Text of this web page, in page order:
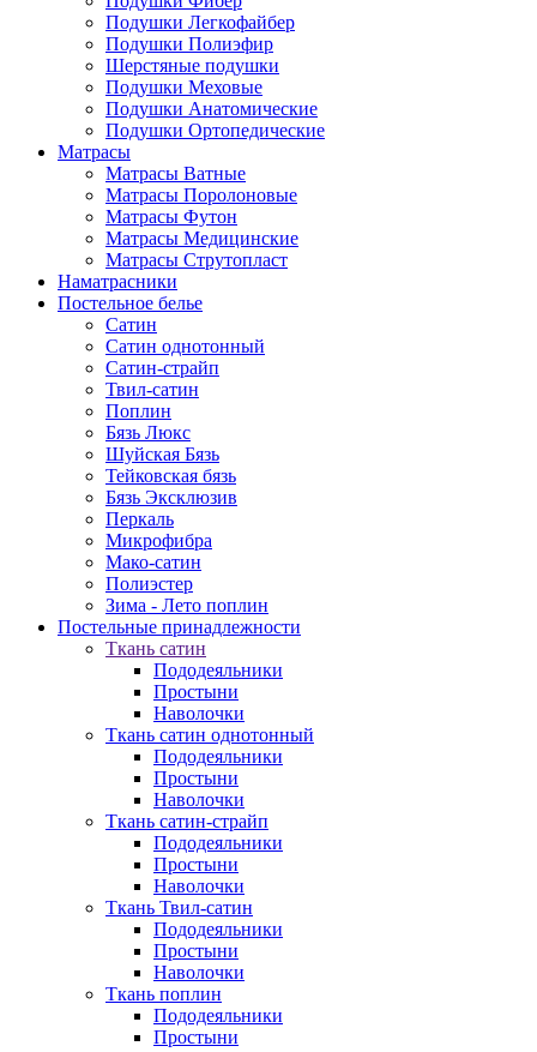
Подушки Легкофайбер
Подушки Полиэфир
Шерстяные подушки
Подушки Меховые
Подушки Анатомические
Подушки Ортопедические
Матрасы
Матрасы Ватные
Матрасы Поролоновые
Матрасы Футон
Матрасы Медицинские
Матрасы Струтопласт
Наматрасники
Постельное белье
Сатин
Сатин однотонный
Сатин-страйп
Твил-сатин
Поплин
Бязь Люкс
Шуйская Бязь
Тейковская бязь
Бязь Эксклюзив
Перкаль
Микрофибра
Мако-сатин
Полиэстер
Зима - Лето поплин
Постельные принадлежности
Ткань сатин
Пододеяльники
Простыни
Наволочки
Ткань сатин однотонный
Пододеяльники
Простыни
Наволочки
Ткань сатин-страйп
Пододеяльники
Простыни
Наволочки
Ткань Твил-сатин
Пододеяльники
Простыни
Наволочки
Ткань поплин
Пододеяльники
Простыни